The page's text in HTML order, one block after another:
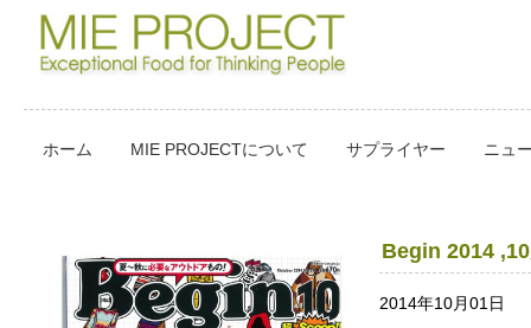
ホーム MIE PROJECTについて サプライヤー ニュ
Begin 2014
2014年10月01日